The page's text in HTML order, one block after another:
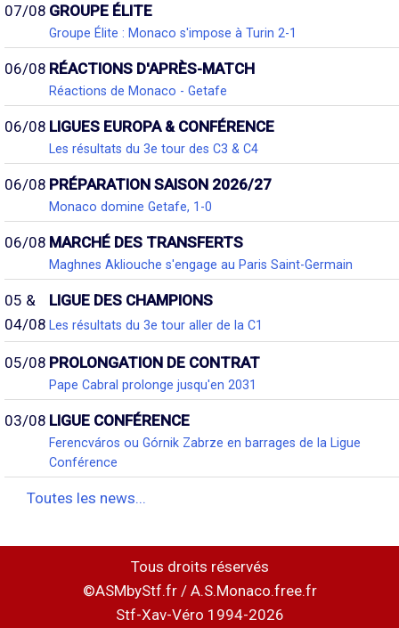
07/08 GROUPE ÉLITE
Groupe Élite : Monaco s'impose à Turin 2-1
06/08 RÉACTIONS D'APRÈS-MATCH
Réactions de Monaco - Getafe
06/08 LIGUES EUROPA & CONFÉRENCE
Les résultats du 3e tour des C3 & C4
06/08 PRÉPARATION SAISON 2026/27
Monaco domine Getafe, 1-0
06/08 MARCHÉ DES TRANSFERTS
Maghnes Akliouche s'engage au Paris Saint-Germain
05 &
04/08
LIGUE DES CHAMPIONS
Les résultats du 3e tour aller de la C1
05/08 PROLONGATION DE CONTRAT
Pape Cabral prolonge jusqu'en 2031
03/08 LIGUE CONFÉRENCE
Ferencváros ou Górnik Zabrze en barrages de la Ligue
Conférence
Toutes les news...
Tous droits réservés
©ASMbyStf.fr / A.S.Monaco.free.fr
Stf-Xav-Véro 1994-2026